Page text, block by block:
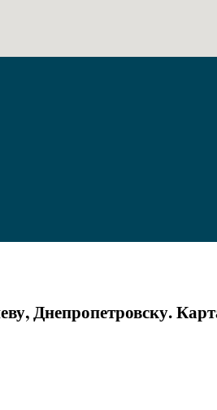
Днепропетровску.